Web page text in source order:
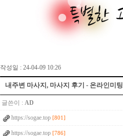
작성일 : 24-04-09 10:26
내주변 마사지, 마사지 후기 - 온­라­인­미­팅
글쓴이 : AD
https://sogae.top [801]
https://sogae.top [786]